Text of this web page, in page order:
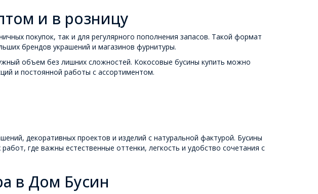
и в розницу
покупок, так и для регулярного пополнения запасов. Такой формат
брендов украшений и магазинов фурнитуры.
объем без лишних сложностей. Кокосовые бусины купить можно
и постоянной работы с ассортиментом.
декоративных проектов и изделий с натуральной фактурой. Бусины
где важны естественные оттенки, легкость и удобство сочетания с
в Дом Бусин